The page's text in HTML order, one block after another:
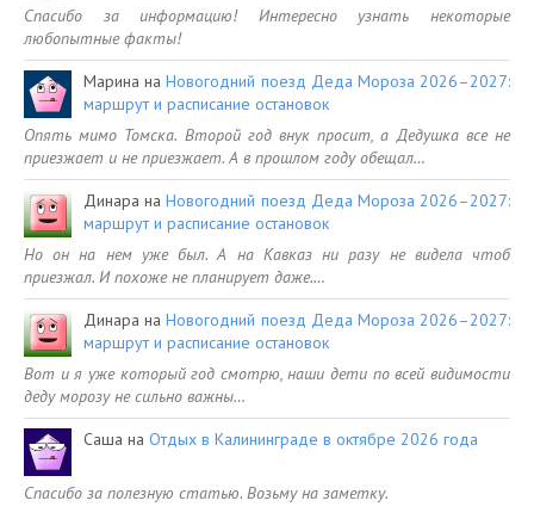
Спасибо за информацию! Интересно узнать некоторые
любопытные факты!
Марина наНовогодний поезд Деда Мороза 2026–2027:
маршрут и расписание остановок
Опять мимо Томска. Второй год внук просит, а Дедушка все не
приезжает и не приезжает. А в прошлом году обещал…
Динара наНовогодний поезд Деда Мороза 2026–2027:
маршрут и расписание остановок
Но он на нем уже был. А на Кавказ ни разу не видела чтоб
приезжал. И похоже не планирует даже.…
Динара наНовогодний поезд Деда Мороза 2026–2027:
маршрут и расписание остановок
Вот и я уже который год смотрю, наши дети по всей видимости
деду морозу не сильно важны…
Саша на Отдых в Калининграде в октябре 2026 года
Спасибо за полезную статью. Возьму на заметку.